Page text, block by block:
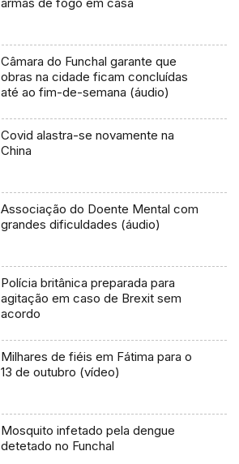
armas de fogo em casa
Câmara do Funchal garante que
obras na cidade ficam concluídas
até ao fim-de-semana (áudio)
Covid alastra-se novamente na
China
Associação do Doente Mental com
grandes dificuldades (áudio)
Polícia britânica preparada para
agitação em caso de Brexit sem
acordo
Milhares de fiéis em Fátima para o
13 de outubro (vídeo)
Mosquito infetado pela dengue
detetado no Funchal